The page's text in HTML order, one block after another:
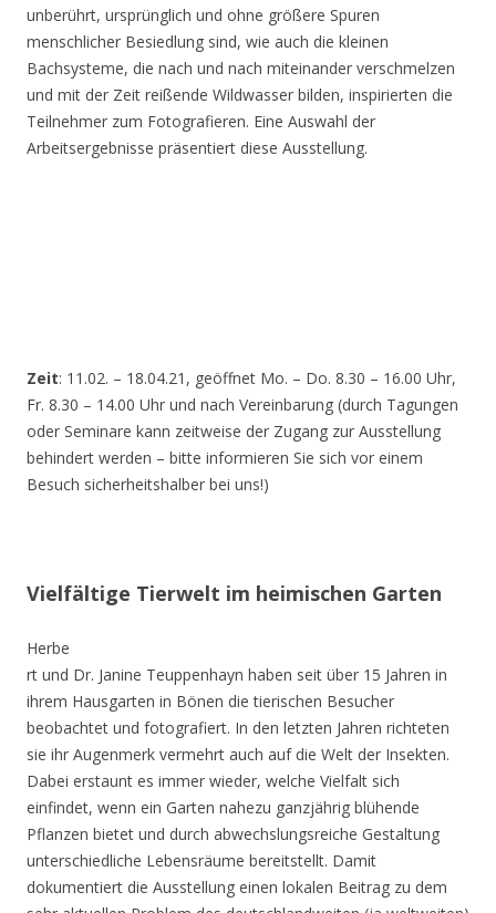
unberührt, ursprünglich und ohne größere Spuren
menschlicher Besiedlung sind, wie auch die kleinen
Bachsysteme, die nach und nach miteinander verschmelzen
und mit der Zeit reißende Wildwasser bilden, inspirierten die
Teilnehmer zum Fotografieren. Eine Auswahl der
Arbeitsergebnisse präsentiert diese Ausstellung.
Zeit: 11.02. – 18.04.21, geöffnet Mo. – Do. 8.30 – 16.00 Uhr,
Fr. 8.30 – 14.00 Uhr und nach Vereinbarung (durch Tagungen
oder Seminare kann zeitweise der Zugang zur Ausstellung
behindert werden – bitte informieren Sie sich vor einem
Besuch sicherheitshalber bei uns!)
Vielfältige Tierwelt im heimischen Garten
Herbe
rt und Dr. Janine Teuppenhayn haben seit über 15 Jahren in
ihrem Hausgarten in Bönen die tierischen Besucher
beobachtet und fotografiert. In den letzten Jahren richteten
sie ihr Augenmerk vermehrt auch auf die Welt der Insekten.
Dabei erstaunt es immer wieder, welche Vielfalt sich
einfindet, wenn ein Garten nahezu ganzjährig blühende
Pflanzen bietet und durch abwechslungsreiche Gestaltung
unterschiedliche Lebensräume bereitstellt. Damit
dokumentiert die Ausstellung einen lokalen Beitrag zu dem